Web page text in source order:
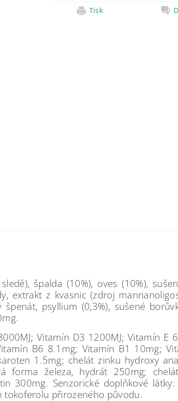
Tisk
špalda (10%), oves (10%),
extrakt z kvasnic (zdroj
psyllium (0,3%), sušené
Vitamín D3 1200MJ; Vitamín E
B6 8.1mg; Vitamín B1 10mg;
1.5mg; chelát zinku hydroxy
forma železa, hydrát 250mg;
300mg. Senzorické doplňkové
tokoferolu přirozeného původu.